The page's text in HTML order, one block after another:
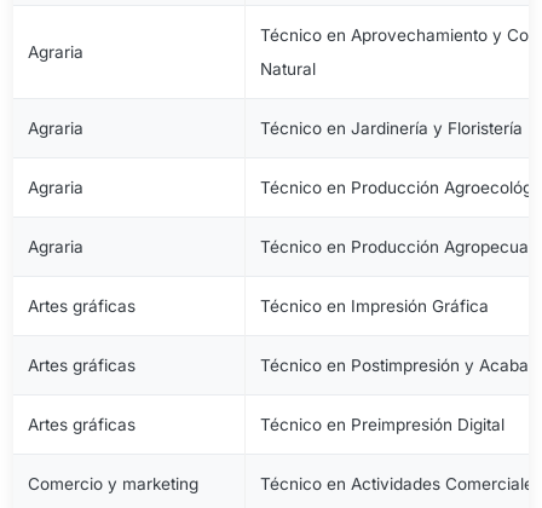
Agraria
Técnico en Aprovechamiento y
Natural
Agraria Técnico en Jardinería y Floristería
Agraria Técnico en Producción
Agraria Técnico en Producción
Artes gráficas Técnico en Impresión Gráfica
Artes gráficas Técnico en Postimpresión y
Artes gráficas Técnico en Preimpresión Digital
Comercio y marketing Técnico en Actividades Comerciales